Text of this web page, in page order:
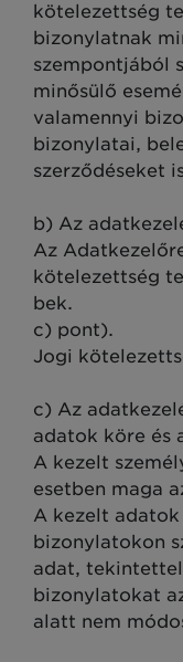
kötelezettség
bizonylatnak
szempontjából
minősülő
valamennyi
bizonylatai,
szerződéseket
b) Az
Az
kötelezettség
bek.
c) pont).
Jogi
c) Az
adatok köre és
A kezelt
esetben maga
A kezelt
bizonylatokon
adat,
bizonylatokat
alatt nem